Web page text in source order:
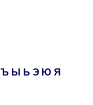
Ъ Ы Ь Э Ю Я